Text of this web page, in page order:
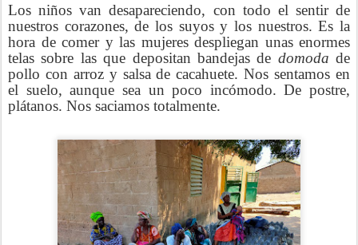
Los niños van desapareciendo, con todo el sentir de
nuestros corazones, de los suyos y los nuestros. Es la
hora de comer y las mujeres despliegan unas enormes
telas sobre las que depositan bandejas de domoda de
pollo con arroz y salsa de cacahuete. Nos sentamos en
el suelo, aunque sea un poco incómodo. De postre,
plátanos. Nos saciamos totalmente.